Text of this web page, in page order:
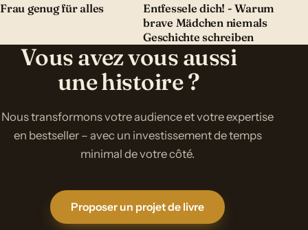
Frau genug für alles
Entfessele dich! - Warum
brave Mädchen niemals
Geschichte schreiben
Vous avez vous aussi
une histoire ?
Nous transformons votre audience et votre expertise
en bestseller – avec un investissement de temps
minimal de votre côté.
Proposer un projet de livre